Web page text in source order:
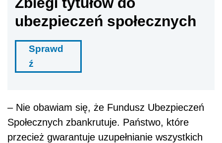
ubezpieczeń społecznych
Sprawd
ź
– Nie obawiam się, że Fundusz Ubezpieczeń
Społecznych zbankrutuje. Państwo, które
przecież gwarantuje uzupełnianie wszystkich